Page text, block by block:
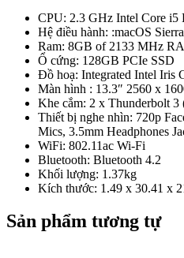
CPU: 2.3 GHz Intel Core i5
Hệ điều hành: :macOS Sierra
Ram: 8GB of 2133 MHz
Ổ cứng: 128GB PCIe SSD
Đồ hoạ: Integrated Intel Iris
Màn hình : 13.3″ 2560 x
Khe cắm: 2 x Thunderbolt 3
Thiết bị nghe nhìn: 720p
Mics, 3.5mm Headphones
WiFi: 802.11ac Wi-Fi
Bluetooth: Bluetooth 4.2
Khối lượng: 1.37kg
Kích thước: 1.49 x 30.41 x
Sản phẩm tương tự